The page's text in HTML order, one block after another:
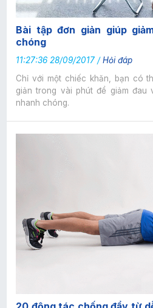
Bài tập đơn giản giúp
chóng
11:27:36 28/09/2017 /Hỏi đáp
Chỉ với một chiếc khăn, bạn có
giản trong vài phút để giảm đau
nhanh chóng.